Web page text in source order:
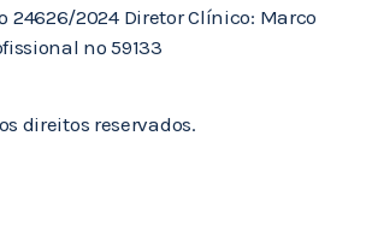
24626/2024 Diretor Clínico: Marco
nº 59133
direitos reservados.